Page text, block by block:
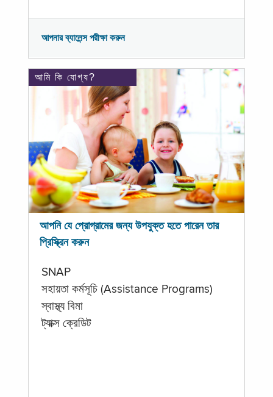
আপনার ব্যালেন্স পরীক্ষা করুন
আমি কি যোগ্য?
আপনি যে প্রোগ্রামের জন্য উপযুক্ত হতে পারেন তার
প্রিস্ক্রিন করুন
SNAP
সহায়তা কর্মসূচি (Assistance Programs)
স্বাস্থ্য বিমা
ট্যাক্স ক্রেডিট